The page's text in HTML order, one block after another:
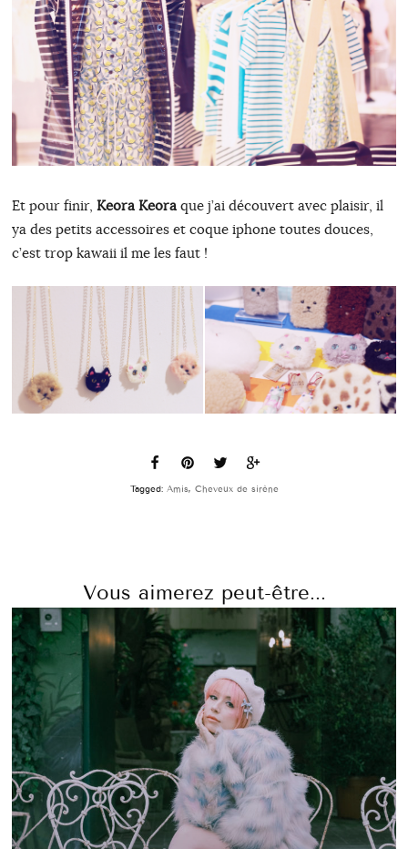
Et pour finir, Keora Keoraque j’ai découvert avec plaisir, il
ya des petits accessoires et coque iphone toutes douces,
c’est trop kawaii il me les faut !
Tagged: Amis, Cheveux de sirène
Vous aimerez peut-être...